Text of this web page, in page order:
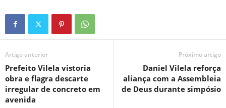
Artigo anterior
Prefeito Vilela vistoria
obra e flagra descarte
irregular de concreto em
avenida
Próximo artigo
Daniel Vilela reforça
aliança com a Assembleia
de Deus durante simpósio